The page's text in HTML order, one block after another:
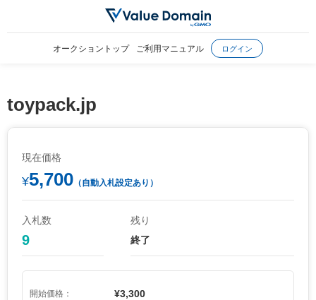
オークショントップ ご利用マニュアル ログイン
toypack.jp
現在価格
¥5,700 （自動入札設定あり）
入札数
9
残り
終了
開始価格： ¥3,300